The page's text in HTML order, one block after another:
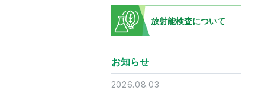
放射能検査について
お知らせ
2026.08.03